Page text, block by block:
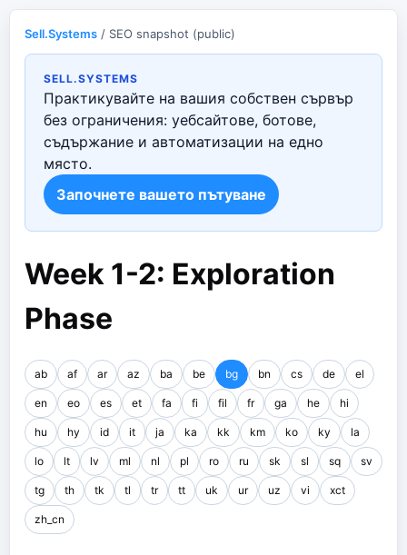
Sell.Systems / SEO snapshot (public)
SELL.SYSTEMS
Практикувайте на вашия собствен сървър
без ограничения: уебсайтове, ботове,
съдържание и автоматизации на едно
място.
Започнете вашето пътуване
Week 1-2: Exploration
Phase
ab af ar az ba be bg bn cs de el
en eo es et fa fi fil fr ga he hi
hu hy id it ja ka kk km ko ky la
lo lt lv ml nl pl ro ru sk sl sq sv
tg th tk tl tr tt uk ur uz vi xct
zh_cn